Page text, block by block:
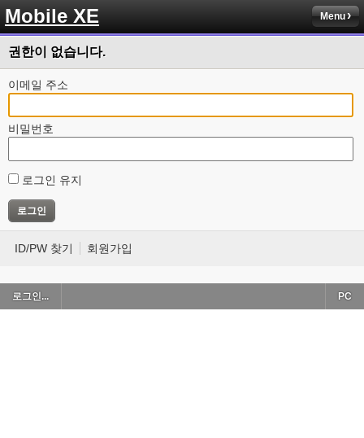
Mobile XE Menu
권한이 없습니다.
이메일 주소
비밀번호
로그인 유지
ID/PW 찾기 회원가입
로그인... PC